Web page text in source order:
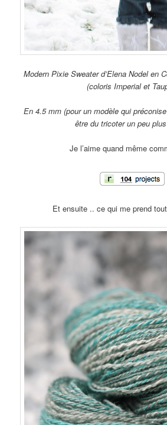
Modern Pixie Sweater d’Elena Nodel en
(coloris Imperial et
En 4.5 mm (pour un modèle qui
être du tricoter un peu
Je l’aime quand même
Et ensuite .. ce qui me prend